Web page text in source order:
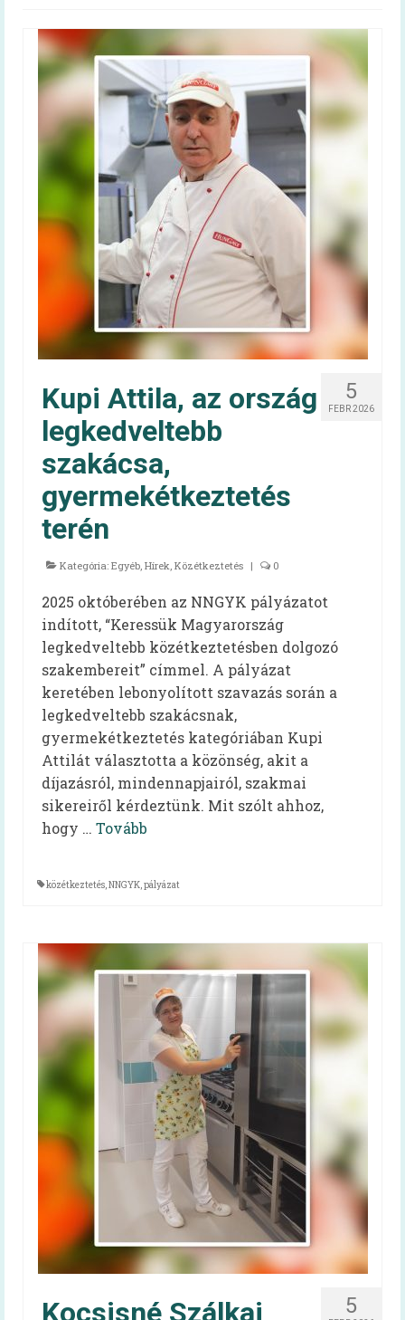
Magyar táplálkozási ajánlás –
OKOSTÁNYÉR®
Kalkulátorok
BMI
Energiaigény (felnőtt)
Energiaigény (gyerek)
60+ egészség
Infografika
Videóüzenetek
60+ egészség kiadvány
Szakembereknek
Szakmai információk
Élelmezésben dolgozóknak – kiadvány
EFI-munkatársaknak
60+ receptek
Kardiovaszkuláris
Onkológiai
Egészséges táplálkozást ösztönző kórház
Dietetika 100
Aqua Challenge – a vízivás kihívás
Koronavírus
Receptek
Tanácsok koronavírus-járvány idején
Cikkek
Közétkeztetés
Keressük Magyarország legkedveltebb
közétkeztetésben dolgozó szakembereit
Közétkeztetési rendelet
A rendelet szövege
A rendelet magyarázata (videó)
Felhasználói kézikönyv
5
FEBR 2026
Kupi Attila, az ország
legkedveltebb
szakácsa,
gyermekétkeztetés
terén
Kategória: Egyéb, Hírek, Közétkeztetés | 0
2025 októberében az NNGYK pályázatot
indított, “Keressük Magyarország
legkedveltebb közétkeztetésben dolgozó
szakembereit” címmel. A pályázat
keretében lebonyolított szavazás során a
legkedveltebb szakácsnak,
gyermekétkeztetés kategóriában Kupi
Attilát választotta a közönség, akit a
díjazásról, mindennapjairól, szakmai
sikereiről kérdeztünk. Mit szólt ahhoz,
hogy … Tovább
közétkeztetés,NNGYK,pályázat
5
Kocsisné Szálkai